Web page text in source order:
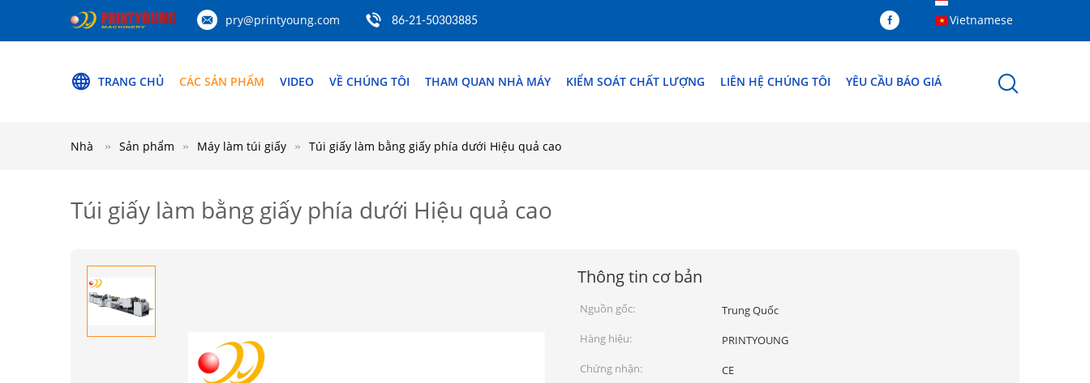
pry@printyoung.com 86-21-50303885 Vietnamese
TRANG CHỦ CÁC SẢN PHẨM VIDEO VỀ CHÚNG TÔI THAM QUAN NHÀ MÁY KIỂM SOÁT CHẤT LƯỢNG LIÊN HỆ CHÚNG TÔI YÊU CẦU BÁO GIÁ
Nhà Sản phẩm Máy làm túi giấy Túi giấy làm bằng giấy phía dưới Hiệu quả cao
Túi giấy làm bằng giấy phía dưới Hiệu quả cao
Thông tin cơ bản
Nguồn gốc:
Trung Quốc
Hàng hiệu:
PRINTYOUNG
Chứng nhận:
CE